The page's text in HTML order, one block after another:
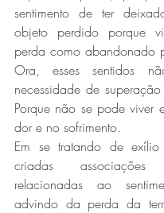
sentimento de ter
objeto perdido porque
perda como abandonado
Ora, esses sentidos
necessidade de
Porque não se pode viver
dor e no sofrimento.
Em se tratando de
criadas associações
relacionadas ao
advindo da perda da